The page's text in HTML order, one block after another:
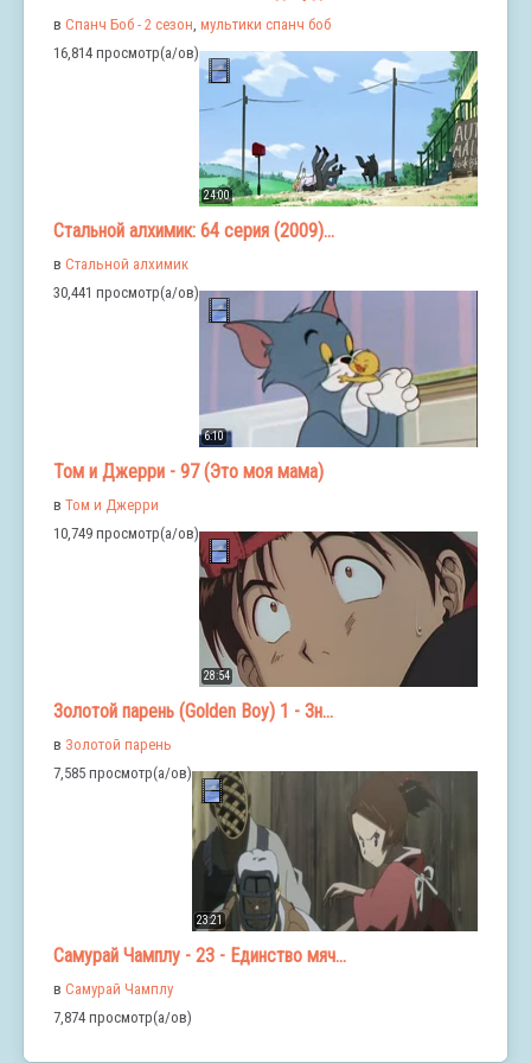
в Спанч Боб - 2 сезон мультики спанч боб
16,814 просмотр(а/ов)
24:00
Стальной алхимик: 64 серия (2009)...
в Стальной алхимик
30,441 просмотр(а/ов)
6:10
Том и Джерри - 97 (Это моя мама)
в Том и Джерри
10,749 просмотр(а/ов)
28:54
Золотой парень (Golden Boy) 1 - Зн...
в Золотой парень
7,585 просмотр(а/ов)
23:21
Самурай Чамплу - 23 - Единство мяч...
в Самурай Чамплу
7,874 просмотр(а/ов)